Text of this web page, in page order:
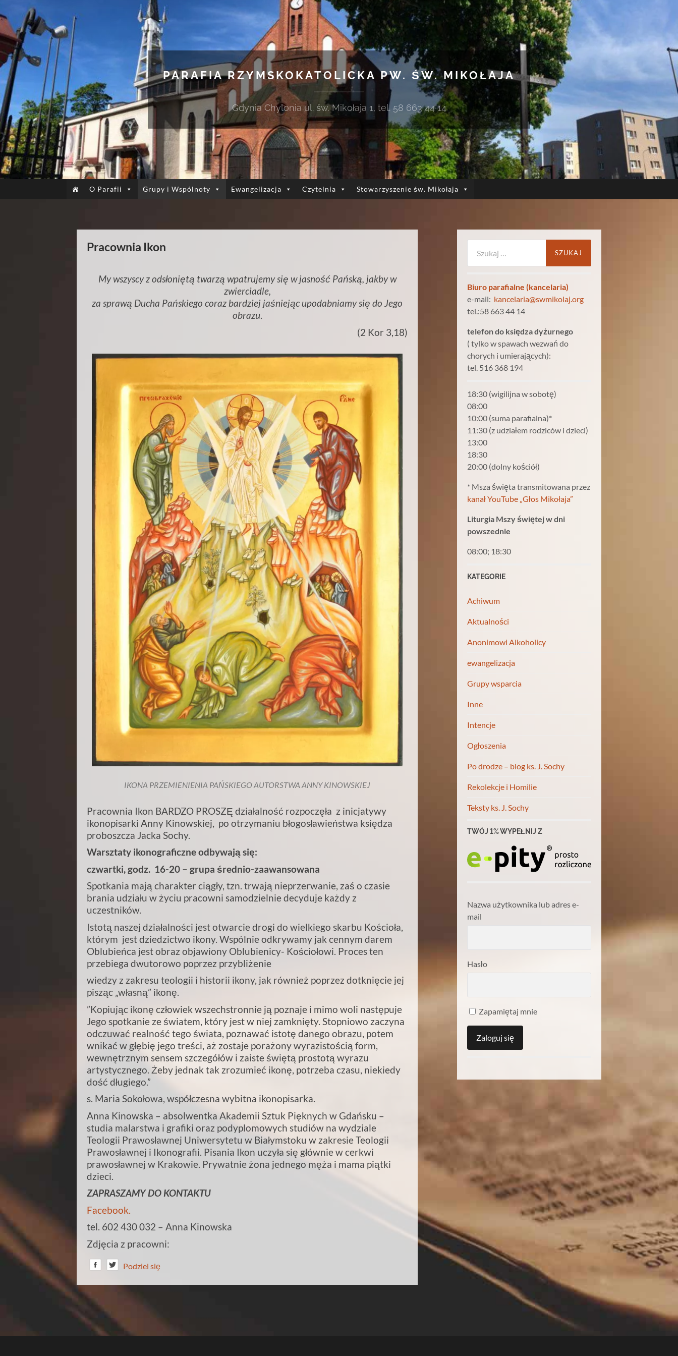
PARAFIA RZYMSKOKATOLICKA PW. ŚW. MIKOŁAJA
Gdynia Chylonia ul. św. Mikołaja 1, tel. 58 663 44 14
O Parafii Grupy i Wspólnoty Ewangelizacja Czytelnia Stowarzyszenie św. Mikołaja
Pracownia Ikon
My wszyscy z odsłoniętą twarzą wpatrujemy się w jasność Pańską, jakby w
zwierciadle,
za sprawą Ducha Pańskiego coraz bardziej jaśniejąc upodabniamy się do Jego
obrazu.
(2 Kor 3,18)
IKONA PRZEMIENIENIA PAŃSKIEGO AUTORSTWA ANNY KINOWSKIEJ
Pracownia Ikon BARDZO PROSZĘ działalność rozpoczęła z inicjatywy
ikonopisarki Anny Kinowskiej, po otrzymaniu błogosławieństwa księdza
proboszcza Jacka Sochy.
Warsztaty ikonograficzne odbywają się:
czwartki, godz. 16-20 – grupa średnio-zaawansowana
Spotkania mają charakter ciągły, tzn. trwają nieprzerwanie, zaś o czasie
brania udziału w życiu pracowni samodzielnie decyduje każdy z
uczestników.
Istotą naszej działalności jest otwarcie drogi do wielkiego skarbu Kościoła,
którym jest dziedzictwo ikony. Wspólnie odkrywamy jak cennym darem
Oblubieńca jest obraz objawiony Oblubienicy- Kościołowi. Proces ten
przebiega dwutorowo poprzez przybliżenie
wiedzy z zakresu teologii i historii ikony, jak również poprzez dotknięcie jej
pisząc „własną” ikonę.
”Kopiując ikonę człowiek wszechstronnie ją poznaje i mimo woli następuje
Jego spotkanie ze światem, który jest w niej zamknięty. Stopniowo zaczyna
odczuwać realność tego świata, poznawać istotę danego obrazu, potem
wnikać w głębię jego treści, aż zostaje porażony wyrazistością form,
wewnętrznym sensem szczegółów i zaiste świętą prostotą wyrazu
artystycznego. Żeby jednak tak zrozumieć ikonę, potrzeba czasu, niekiedy
dość długiego.”
s. Maria Sokołowa, współczesna wybitna ikonopisarka.
Anna Kinowska – absolwentka Akademii Sztuk Pięknych w Gdańsku –
studia malarstwa i grafiki oraz podyplomowych studiów na wydziale
Teologii Prawosławnej Uniwersytetu w Białymstoku w zakresie Teologii
Prawosławnej i Ikonografii. Pisania Ikon uczyła się głównie w cerkwi
prawosławnej w Krakowie. Prywatnie żona jednego męża i mama piątki
dzieci.
ZAPRASZAMY DO KONTAKTU
Facebook.
tel. 602 430 032 – Anna Kinowska
Zdjęcia z pracowni:
Podziel się
Biuro parafialne (kancelaria)
e-mail: kancelaria@swmikolaj.org
tel.:58 663 44 14
telefon do księdza dyżurnego
( tylko w spawach wezwań do
chorych i umierających):
tel. 516 368 194
18:30 (wigilijna w sobotę)
08:00
10:00 (suma parafialna)*
11:30 (z udziałem rodziców i dzieci)
13:00
18:30
20:00 (dolny kościół)
* Msza święta transmitowana przez
kanał YouTube „Głos Mikołaja”
Liturgia Mszy świętej w dni
powszednie
08:00; 18:30
KATEGORIE
Achiwum
Aktualności
Anonimowi Alkoholicy
ewangelizacja
Grupy wsparcia
Inne
Intencje
Ogłoszenia
Po drodze – blog ks. J. Sochy
Rekolekcje i Homilie
Teksty ks. J. Sochy
TWÓJ 1% WYPEŁNIJ Z
Nazwa użytkownika lub adres e-
mail
Hasło
Zapamiętaj mnie